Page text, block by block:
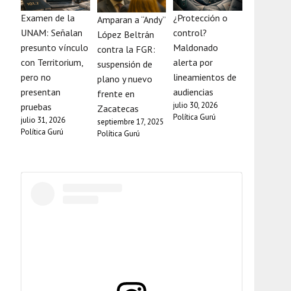
Examen de la
UNAM: Señalan
presunto vínculo
con Territorium,
pero no
presentan
pruebas
julio 31, 2026
Política Gurú
Amparan a “Andy”
López Beltrán
contra la FGR:
suspensión de
plano y nuevo
frente en
Zacatecas
septiembre 17, 2025
Política Gurú
¿Protección o
control?
Maldonado
alerta por
lineamientos de
audiencias
julio 30, 2026
Política Gurú